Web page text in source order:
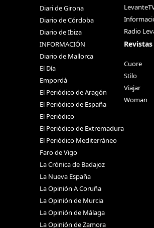
Diari de Girona
Diario de Córdoba
Diario de Ibiza
INFORMACIÓN
Diario de Mallorca
El Día
Empordà
El Periódico de Aragón
El Periódico de España
El Periódico
El Periódico de Extremadura
El Periódico Mediterráneo
Faro de Vigo
La Crónica de Badajoz
La Nueva España
La Opinión A Coruña
La Opinión de Murcia
La Opinión de Málaga
La Opinión de Zamora
Radio
Revistas
Cuore
Stilo
Viajar
Woman